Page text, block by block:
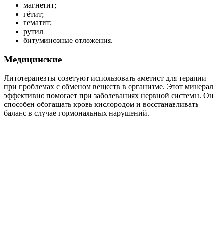
магнетит;
гётит;
гематит;
рутил;
битуминозные отложения.
Медицинские
Литотерапевты советуют использовать аметист для терапии
при проблемах с обменом веществ в организме. Этот минерал
эффективно помогает при заболеваниях нервной системы. Он
способен обогащать кровь кислородом и восстанавливать
баланс в случае гормональных нарушений.